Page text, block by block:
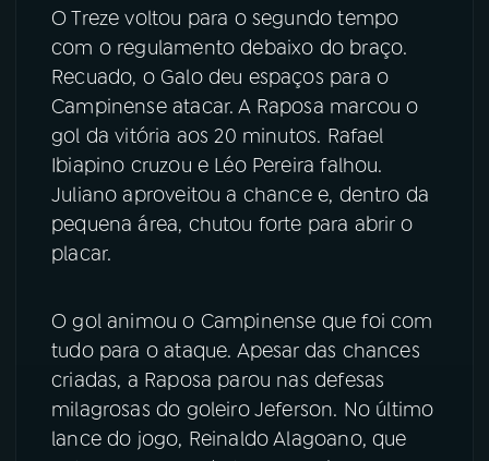
O Treze voltou para o segundo tempo
com o regulamento debaixo do braço.
Recuado, o Galo deu espaços para o
Campinense atacar. A Raposa marcou o
gol da vitória aos 20 minutos. Rafael
Ibiapino cruzou e Léo Pereira falhou.
Juliano aproveitou a chance e, dentro da
pequena área, chutou forte para abrir o
placar.
O gol animou o Campinense que foi com
tudo para o ataque. Apesar das chances
criadas, a Raposa parou nas defesas
milagrosas do goleiro Jeferson. No último
lance do jogo, Reinaldo Alagoano, que